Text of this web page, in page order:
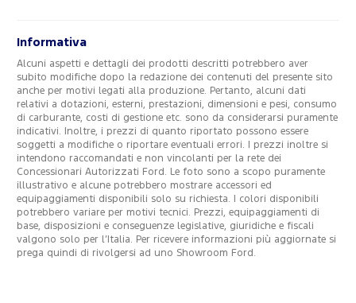
Informativa
Alcuni aspetti e dettagli dei prodotti descritti potrebbero aver
subito modifiche dopo la redazione dei contenuti del presente sito
anche per motivi legati alla produzione. Pertanto, alcuni dati
relativi a dotazioni, esterni, prestazioni, dimensioni e pesi, consumo
di carburante, costi di gestione etc. sono da considerarsi puramente
indicativi. Inoltre, i prezzi di quanto riportato possono essere
soggetti a modifiche o riportare eventuali errori. I prezzi inoltre si
intendono raccomandati e non vincolanti per la rete dei
Concessionari Autorizzati Ford. Le foto sono a scopo puramente
illustrativo e alcune potrebbero mostrare accessori ed
equipaggiamenti disponibili solo su richiesta. I colori disponibili
potrebbero variare per motivi tecnici. Prezzi, equipaggiamenti di
base, disposizioni e conseguenze legislative, giuridiche e fiscali
valgono solo per l’Italia. Per ricevere informazioni più aggiornate si
prega quindi di rivolgersi ad uno Showroom Ford.